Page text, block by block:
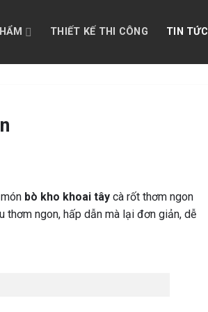
THIẾT KẾ THI CÔNG TIN TỨC
bò kho khoai tây cà rốt thơm ngon
thơm ngon, hấp dẫn mà lại đơn giản, dễ